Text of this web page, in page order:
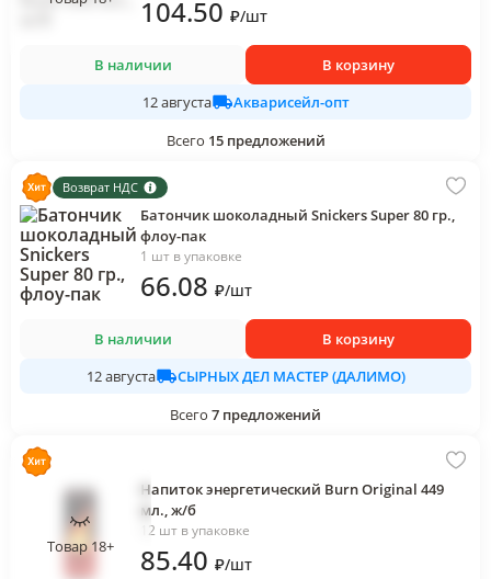
104.50 ₽/шт
В наличии
В корзину
12 августа
Акварисейл-опт
Всего 15 предложений
Возврат НДС
Батончик шоколадный Snickers Super 80 гр.,
флоу-пак
1 шт в упаковке
66.08 ₽/шт
В наличии
В корзину
12 августа
СЫРНЫХ ДЕЛ МАСТЕР (ДАЛИМО)
Всего 7 предложений
Товар 18+
Напиток энергетический Burn Original 449
мл., ж/б
12 шт в упаковке
85.40 ₽/шт